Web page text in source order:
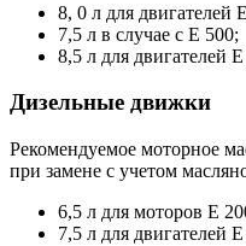
8, 0 л для двигателей
7,5 л в случае с Е 500;
8,5 л для двигателей
Дизельные движки
Рекомендуемое моторное
при замене с учетом
6,5 л для моторов E
7,5 л для двигателей